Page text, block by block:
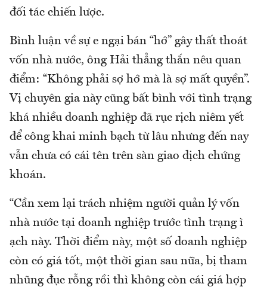
đối tác chiến lược.
Bình luận về sự e ngại bán “hớ” gây thất thoát
vốn nhà nước, ông Hải thẳng thắn nêu quan
điểm: “Không phải sợ hớ mà là sợ mất quyền”.
Vị chuyên gia này cũng bất bình với tình trạng
khá nhiều doanh nghiệp đã rục rịch niêm yết
để công khai minh bạch từ lâu nhưng đến nay
vẫn chưa có cái tên trên sàn giao dịch chứng
khoán.
“Cần xem lại trách nhiệm người quản lý vốn
nhà nước tại doanh nghiệp trước tình trạng ì
ạch này. Thời điểm này, một số doanh nghiệp
còn có giá tốt, một thời gian sau nữa, bị tham
nhũng đục rỗng rồi thì không còn cái giá hợp